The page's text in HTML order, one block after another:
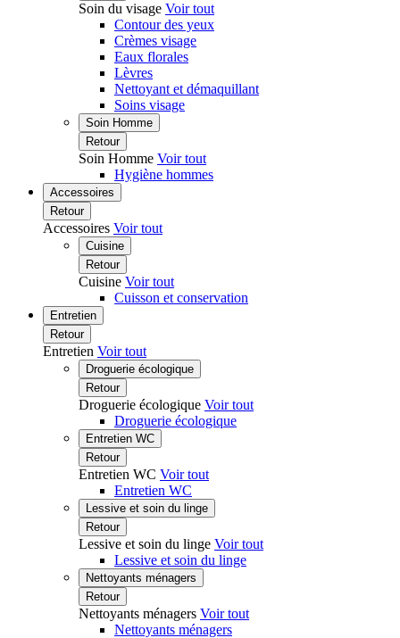
Soin du visage Voir tout
Contour des yeux
Crèmes visage
Eaux florales
Lèvres
Nettoyant et démaquillant
Soins visage
Soin Homme
Retour
Soin Homme Voir tout
Hygiène hommes
Accessoires
Retour
Accessoires Voir tout
Cuisine
Retour
Cuisine Voir tout
Cuisson et conservation
Entretien
Retour
Entretien Voir tout
Droguerie écologique
Retour
Droguerie écologique Voir tout
Droguerie écologique
Entretien WC
Retour
Entretien WC Voir tout
Entretien WC
Lessive et soin du linge
Retour
Lessive et soin du linge Voir tout
Lessive et soin du linge
Nettoyants ménagers
Retour
Nettoyants ménagers Voir tout
Nettoyants ménagers